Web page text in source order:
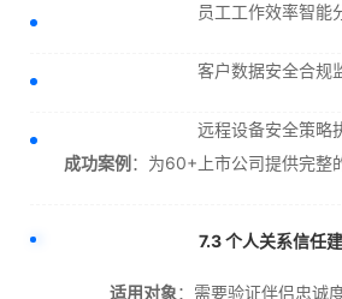
员工工作效率智能
客户数据安全合规
远程设备安全策略
成功案例 ：为60+上市公司提供完整
7.3 个人关系信任
适用对象：需要验证伴侣忠诚